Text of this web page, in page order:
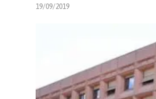
19/09/2019